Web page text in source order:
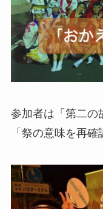
参加者は「第二の
「祭の意味を再